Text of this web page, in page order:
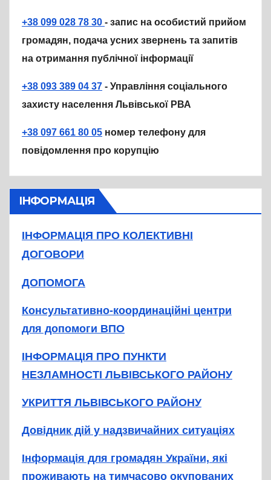
+38 099 028 78 30 - запис на особистий прийом
громадян, подача усних звернень та запитів
на отримання публічної інформації
+38 093 389 04 37 - Управління соціального
захисту населення Львівської РВА
+38 097 661 80 05 номер телефону для
повідомлення про корупцію
ІНФОРМАЦІЯ
ІНФОРМАЦІЯ ПРО КОЛЕКТИВНІ
ДОГОВОРИ
ДОПОМОГА
Консультативно-координаційні центри
для допомоги ВПО
ІНФОРМАЦІЯ ПРО ПУНКТИ
НЕЗЛАМНОСТІ ЛЬВІВСЬКОГО РАЙОНУ
УКРИТТЯ ЛЬВІВСЬКОГО РАЙОНУ
Довідник дій у надзвичайних ситуаціях
Інформація для громадян України, які
проживають на тимчасово окупованих